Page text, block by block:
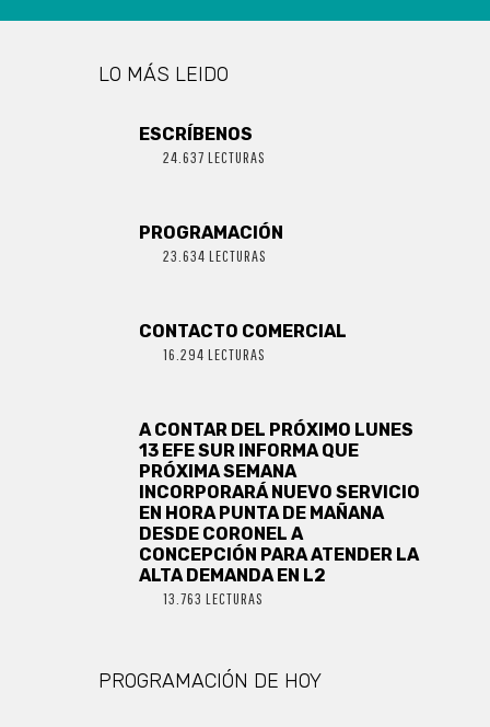
LO MÁS LEIDO
ESCRÍBENOS
24.637 LECTURAS
PROGRAMACIÓN
23.634 LECTURAS
CONTACTO COMERCIAL
16.294 LECTURAS
A CONTAR DEL PRÓXIMO LUNES
13 EFE SUR INFORMA QUE
PRÓXIMA SEMANA
INCORPORARÁ NUEVO SERVICIO
EN HORA PUNTA DE MAÑANA
DESDE CORONEL A
CONCEPCIÓN PARA ATENDER LA
ALTA DEMANDA EN L2
13.763 LECTURAS
PROGRAMACIÓN DE HOY